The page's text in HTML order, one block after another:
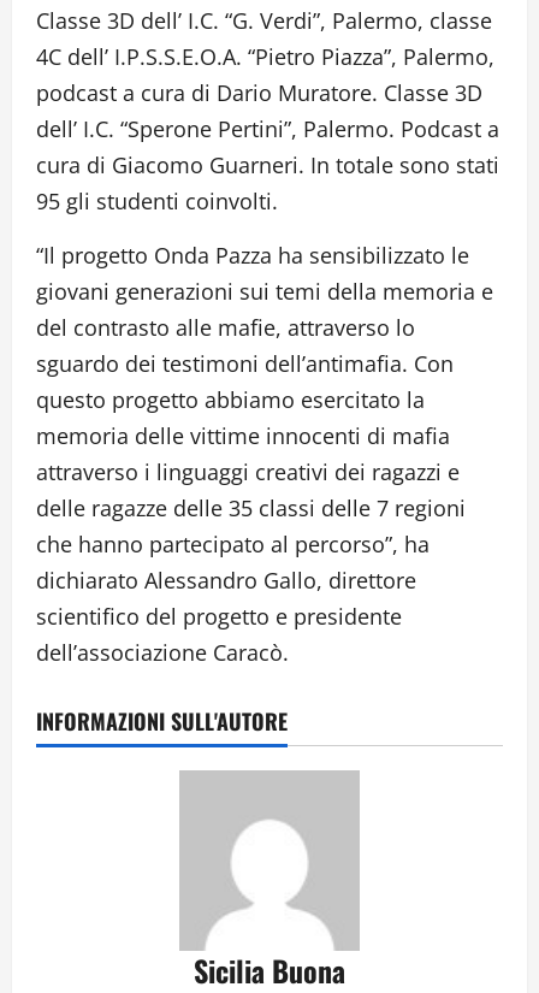
Classe 3D dell’ I.C. “G. Verdi”, Palermo, classe
4C dell’ I.P.S.S.E.O.A. “Pietro Piazza”, Palermo,
podcast a cura di Dario Muratore. Classe 3D
dell’ I.C. “Sperone Pertini”, Palermo. Podcast a
cura di Giacomo Guarneri. In totale sono stati
95 gli studenti coinvolti.
“Il progetto Onda Pazza ha sensibilizzato le
giovani generazioni sui temi della memoria e
del contrasto alle mafie, attraverso lo
sguardo dei testimoni dell’antimafia. Con
questo progetto abbiamo esercitato la
memoria delle vittime innocenti di mafia
attraverso i linguaggi creativi dei ragazzi e
delle ragazze delle 35 classi delle 7 regioni
che hanno partecipato al percorso”, ha
dichiarato Alessandro Gallo, direttore
scientifico del progetto e presidente
dell’associazione Caracò.
INFORMAZIONI SULL'AUTORE
Sicilia Buona